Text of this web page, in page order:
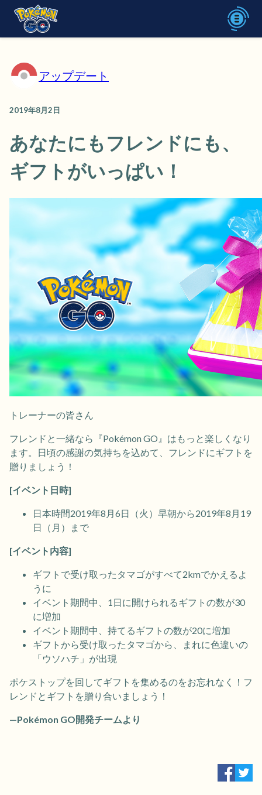
アップデート
2019年8月2日
あなたにもフレンドにも、
ギフトがいっぱい！
トレーナーの皆さん
フレンドと一緒なら『Pokémon GO』はもっと楽しくなり
ます。日頃の感謝の気持ちを込めて、フレンドにギフトを
贈りましょう！
[イベント日時]
日本時間2019年8月6日（火）早朝から2019年8月19
日（月）まで
[イベント内容]
ギフトで受け取ったタマゴがすべて2kmでかえるよ
うに
イベント期間中、1日に開けられるギフトの数が30
に増加
イベント期間中、持てるギフトの数が20に増加
ギフトから受け取ったタマゴから、まれに色違いの
「ウソハチ」が出現
ポケストップを回してギフトを集めるのをお忘れなく！フ
レンドとギフトを贈り合いましょう！
—Pokémon GO開発チームより